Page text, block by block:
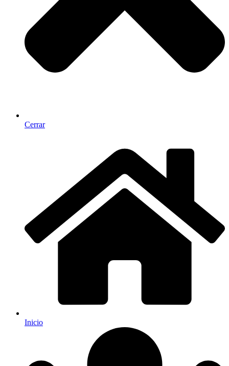
Cerrar
Inicio